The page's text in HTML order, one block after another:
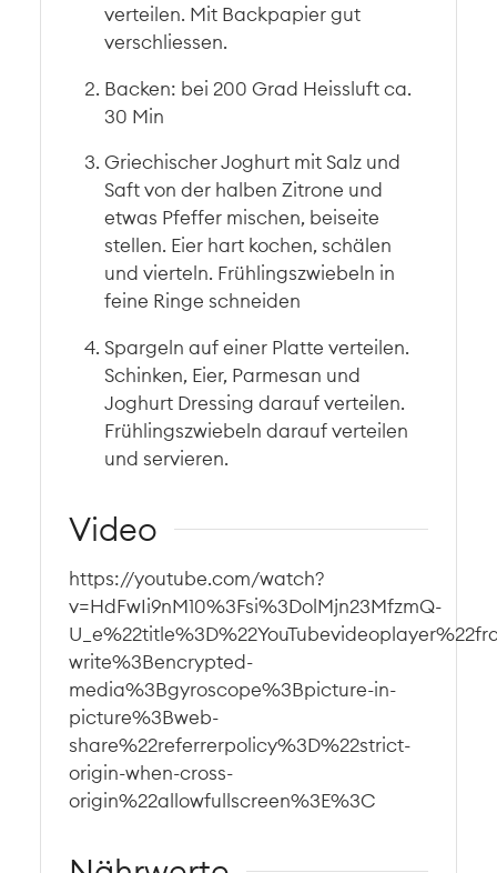
verteilen. Mit Backpapier gut
verschliessen.
Backen: bei 200 Grad Heissluft ca.
30 Min
Griechischer Joghurt mit Salz und
Saft von der halben Zitrone und
etwas Pfeffer mischen, beiseite
stellen. Eier hart kochen, schälen
und vierteln. Frühlingszwiebeln in
feine Ringe schneiden
Spargeln auf einer Platte verteilen.
Schinken, Eier, Parmesan und
Joghurt Dressing darauf verteilen.
Frühlingszwiebeln darauf verteilen
und servieren.
Video
https://youtube.com/watch?
v=HdFwIi9nM10%3Fsi%3DolMjn23MfzmQ-
write%3Bencrypted-
media%3Bgyroscope%3Bpicture-in-
picture%3Bweb-
share%22referrerpolicy%3D%22strict-
origin-when-cross-
origin%22allowfullscreen%3E%3C